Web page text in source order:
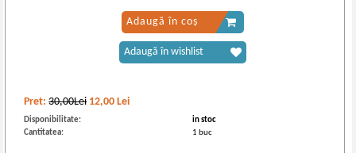
Pret:30,00Lei 12,00 Lei
Disponibilitate:
in stoc
Cantitatea:
1 buc
Adaugă în coș
Adaugă în wishlist